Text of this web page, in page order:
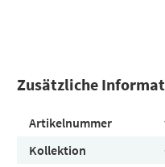
Zusätzliche
Artikelnummer
Kollektion